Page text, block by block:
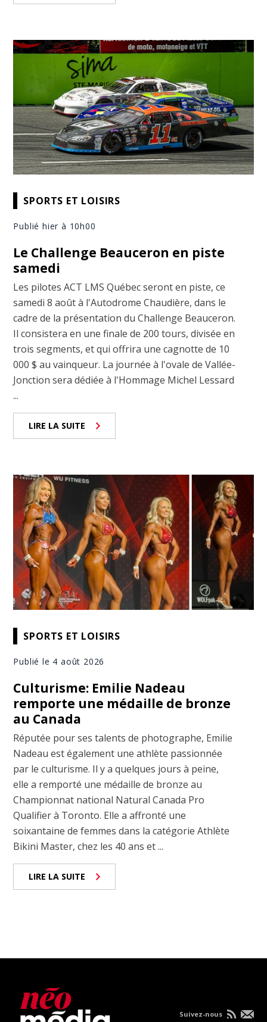
SPORTS ET LOISIRS
Publié hier à 10h00
Le Challenge Beauceron en piste
samedi
Les pilotes ACT LMS Québec seront en piste, ce
samedi 8 août à l'Autodrome Chaudière, dans le
cadre de la présentation du Challenge Beauceron.
Il consistera en une finale de 200 tours, divisée en
trois segments, et qui offrira une cagnotte de 10
000 $ au vainqueur. La journée à l'ovale de Vallée-
Jonction sera dédiée à l'Hommage Michel Lessard
...
LIRE LA SUITE
SPORTS ET LOISIRS
Publié le 4 août 2026
Culturisme: Emilie Nadeau
remporte une médaille de bronze
au Canada
Réputée pour ses talents de photographe, Emilie
Nadeau est également une athlète passionnée
par le culturisme. Il y a quelques jours à peine,
elle a remporté une médaille de bronze au
Championnat national Natural Canada Pro
Qualifier à Toronto. Elle a affronté une
soixantaine de femmes dans la catégorie Athlète
Bikini Master, chez les 40 ans et ...
LIRE LA SUITE
Suivez-nous